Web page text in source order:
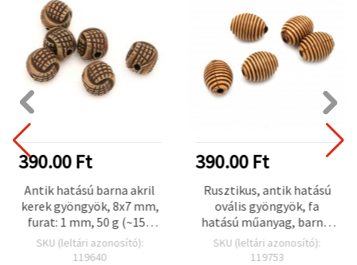
390.00 Ft
Antik hatású barna akril
kerek gyöngyök, 8x7 mm,
furat: 1 mm, 50 g (~150
db)
SKU (leltári azonosító):
119640
390.00 Ft
Rusztikus, antik hatású
ovális gyöngyök, fa
hatású műanyag, barna,
13x10 mm, furat 2 mm, 50
g (~60 db) – vintage dekor
SKU (leltári azonosító):
119753